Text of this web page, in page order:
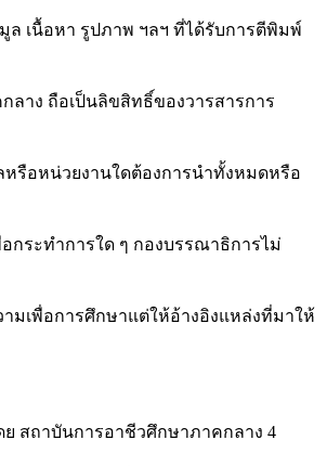
อหา รูปภาพ ฯลฯ ที่ได้รับการตีพิมพ์
ลาง ถือเป็นลิขสิทธิ์ของวารสารการ
รือหน่วยงานใดต้องการนำทั้งหมดหรือ
กระทำการใด ๆ กองบรรณาธิการไม่
มเพื่อการศึกษาแต่ให้อ้างอิงแหล่งที่มาให้
ย สถาบันการอาชีวศึกษาภาคกลาง 4